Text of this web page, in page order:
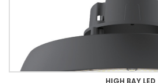
HIGH BAY LED